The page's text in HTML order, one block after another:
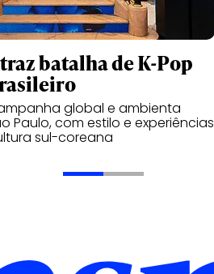
batalha de K-Pop
global e ambienta
Paulo, com estilo e experiências
sul-coreana